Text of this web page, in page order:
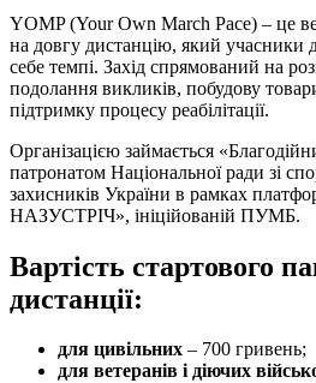
YOMP (Your Own March Pace) – це
на довгу дистанцію, який учасники
себе темпі. Захід спрямований на
подолання викликів, побудову
підтримку процесу реабілітації.
Організацією займається
патронатом Національної ради зі
захисників України в рамках
НАЗУСТРІЧ», ініційованій ПУМБ.
Вартість стартового
дистанції:
для цивільних – 700 гривень;
для ветеранів і діючих